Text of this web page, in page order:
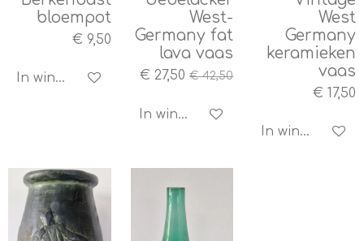
bloempot
€ 9,50
In winkelwagen
West-
Germany fat
lava vaas
€ 27,50 € 42,50
In winkelwagen
West
Germany
keramieken
vaas
€ 17,50
In winkelwagen